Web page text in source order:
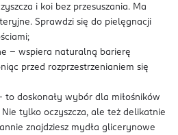
i koi bez przesuszania. Ma
Sprawdzi się do pielęgnacji
– wspiera naturalną barierę
przed rozprzestrzenianiem się
to doskonały wybór dla miłośników
tylko oczyszcza, ale też delikatnie
znajdziesz mydła glicerynowe